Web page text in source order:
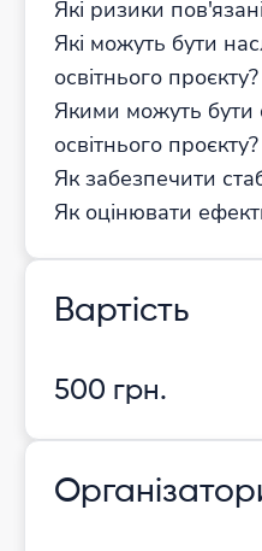
Які ризики
Які можуть бути
освітнього проєкту?
Якими можуть бути
освітнього проєкту?
Як забезпечити
Як оцінювати
Вартість
500 грн.